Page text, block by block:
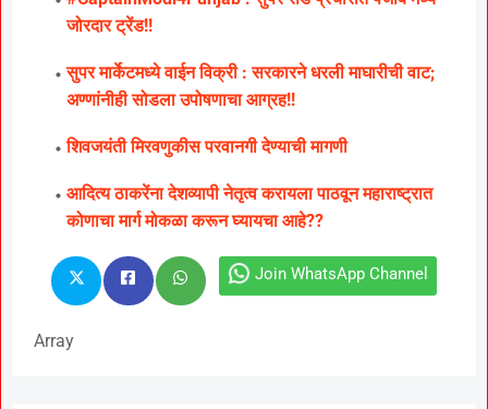
जोरदार ट्रेंड!!
सुपर मार्केटमध्ये वाईन विक्री : सरकारने धरली माघारीची वाट;
अण्णांनीही सोडला उपोषणाचा आग्रह!!
शिवजयंती मिरवणुकीस परवानगी देण्याची मागणी
आदित्य ठाकरेंना देशव्यापी नेतृत्व करायला पाठवून महाराष्ट्रात
कोणाचा मार्ग मोकळा करून घ्यायचा आहे??
Join WhatsApp Channel
Array